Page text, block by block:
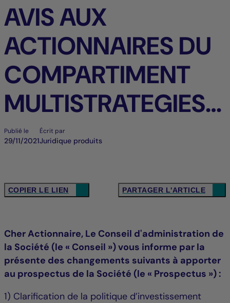
AVIS AUX
ACTIONNAIRES DU
COMPARTIMENT
MULTISTRATEGIES
OBLIGATAIRES (LE «
FR > BE
Publié le
29/11/2021
Écrit par
Juridique produits
COPIER LE LIEN PARTAGER L'ARTICLE
Cher Actionnaire, Le Conseil d'administration de
la Société (le « Conseil ») vous informe par la
présente des changements suivants à apporter
au prospectus de la Société (le « Prospectus ») :
1) Clarification de la politique d’investissement